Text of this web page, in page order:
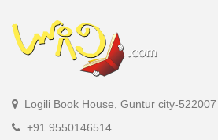
Logili Book House, Guntur city-522007
+91 9550146514